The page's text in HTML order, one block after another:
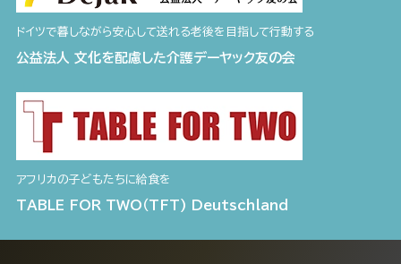
ドイツで暮しながら安心して送れる老後を目指して行動する
公益法人 文化を配慮した介護デーヤック友の会
アフリカの子どもたちに給食を
TABLE FOR TWO（TFT) Deutschland